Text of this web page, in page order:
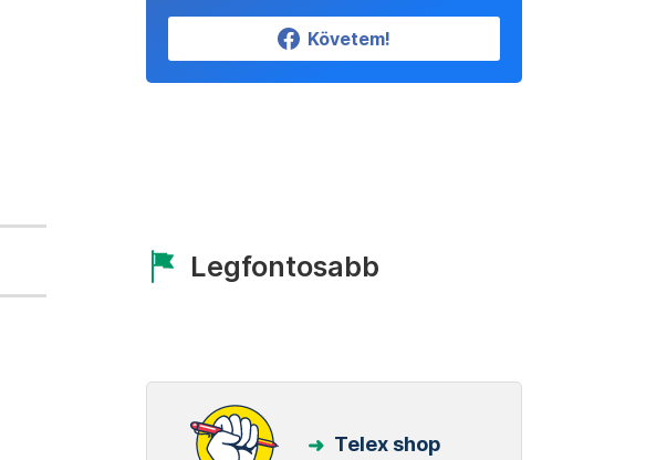
Követem!
Legfontosabb
Telex shop